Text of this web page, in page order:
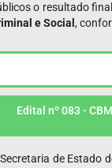
o resultado
e Social ,
de Estado
Edital nº 083 -